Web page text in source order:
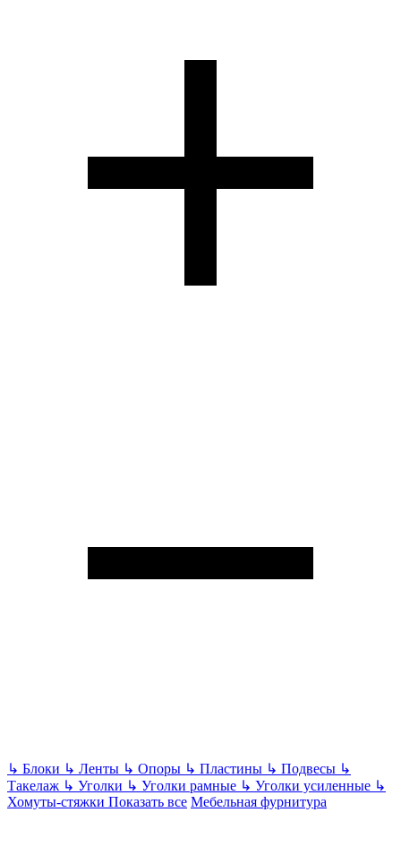
↳ Блоки ↳ Ленты ↳ Опоры ↳ Пластины ↳ Подвесы ↳
Такелаж ↳ Уголки ↳ Уголки рамные ↳ Уголки усиленные ↳
Хомуты-стяжки Показать все Мебельная фурнитура